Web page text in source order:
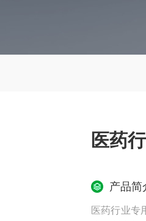
医药
产品简
医药行业专